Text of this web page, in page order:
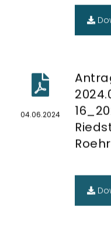
04.06.2024